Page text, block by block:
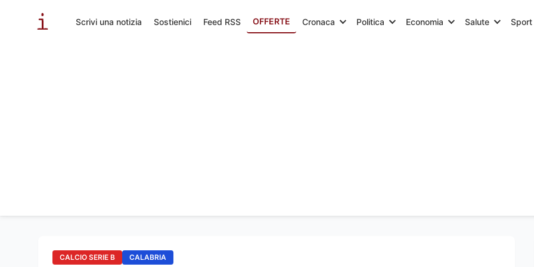
Scrivi una notizia Sostienici Feed RSS OFFERTE Cronaca Politica Economia Salute Sport
CALCIO SERIE B CALABRIA